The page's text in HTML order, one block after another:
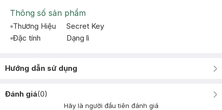
Thông số sản phẩm
Thương Hiệu
Secret Key
Đặc tính
Dạng lì
Hướng dẫn sử dụng
Đánh giá(0)
Hãy là người đầu tiên đánh giá